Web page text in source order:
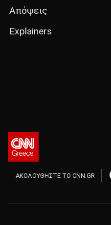
Απόψεις
Explainers
ΑΚΟΛΟΥΘΗΣΤΕ ΤΟ CNN.GR